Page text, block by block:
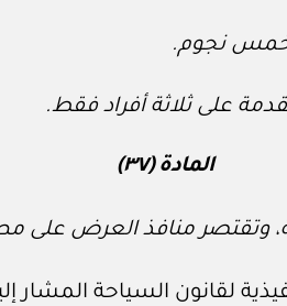
المادة (٣٧)
وتقتصر منافذ العرض على
لقانون السياحة المشار